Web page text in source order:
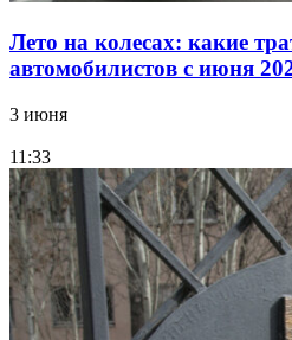
Лето на колесах: какие
автомобилистов с июня
3 июня
11:33